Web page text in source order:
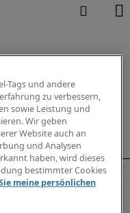
Tags und andere
zu verbessern,
sowie Leistung und
Wir geben
Website auch an
und Analysen
haben, wird dieses
bestimmter Cookies
meine persönlichen